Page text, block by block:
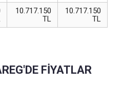
10.717.150
TL
10.717.150
TL
FİYATLAR